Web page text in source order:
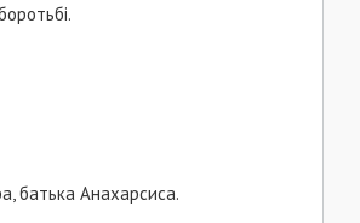
батька Анахарсиса.